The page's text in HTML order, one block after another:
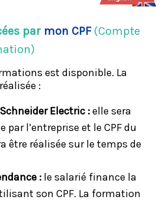
par mon CPF(Compte
est disponible. La
:
Electric :elle sera
par l’entreprise et le CPF du
être réalisée sur le temps de
: le salarié finance la
son CPF. La formation